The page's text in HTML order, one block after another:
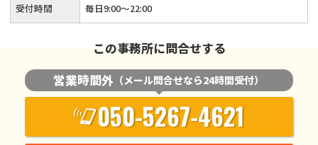
受付時間 毎日9:00〜22:00
この事務所に問合せする
営業時間外 （メール問合せなら24時間受付）
050-5267-4621